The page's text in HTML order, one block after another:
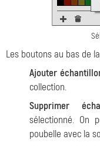
Les boutons au bas de
Ajouter
collection.
Supprimer
sélectionné. On
poubelle avec la